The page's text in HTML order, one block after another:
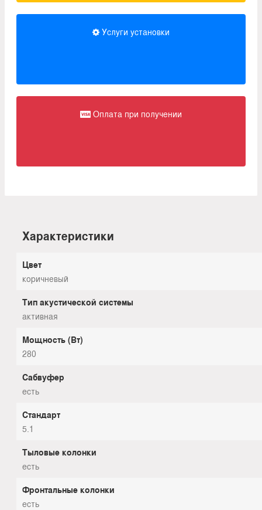
Услуги установки
Оплата при получении
Характеристики
Цвет
коричневый
Тип акустической системы
активная
Мощность (Вт)
280
Сабвуфер
есть
Стандарт
5.1
Тыловые колонки
есть
Фронтальные колонки
есть